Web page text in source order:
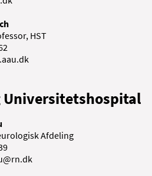
HST
Universitetshospital
Afdeling